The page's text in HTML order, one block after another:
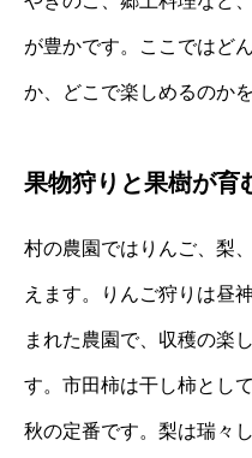
が豊かです。ここではど
か、どこで楽しめるのか
果物狩りと果樹が育
村の農園ではりんご、梨
えます。りんご狩りは昼
まれた農園で、収穫の楽
す。市田柿は干し柿とし
秋の定番です。梨は瑞々